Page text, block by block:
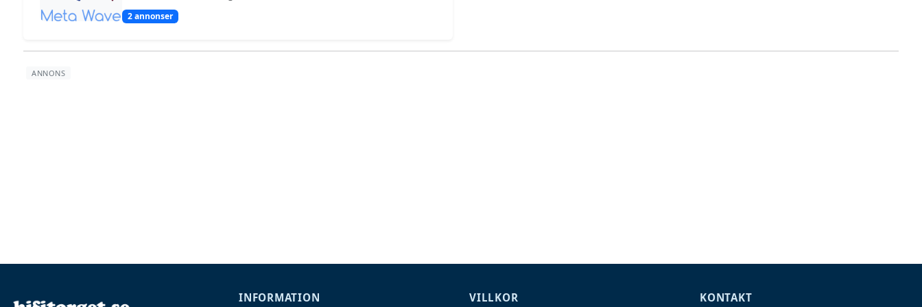
2 annonser
INFORMATION VILLKOR KONTAKT